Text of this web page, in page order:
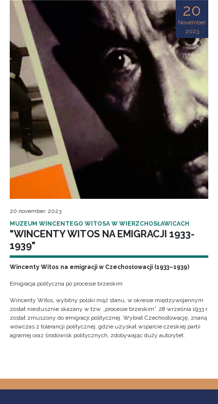
20
November
2023
20 november, 2023
MUZEUM WINCENTEGO WITOSA W WIERZCHOSŁAWICACH
"WINCENTY WITOS NA EMIGRACJI 1933-
1939"
Wincenty Witos na emigracji w Czechosłowacji (1933–1939)
Emigracja polityczna po procesie brzeskim
Wincenty Witos, wybitny polski mąż stanu, w okresie międzywojennym
został niesłusznie skazany w tzw. „procesie brzeskim”. 28 września 1933 r.
został zmuszony do emigracji politycznej. Wybrał Czechosłowację, znaną
wówczas z tolerancji politycznej, gdzie uzyskał wsparcie czeskiej partii
agrarnej oraz środowisk politycznych, zdobywając duży autorytet.